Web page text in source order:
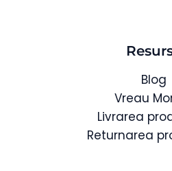
Blog
Vreau
Livrarea
Returnarea